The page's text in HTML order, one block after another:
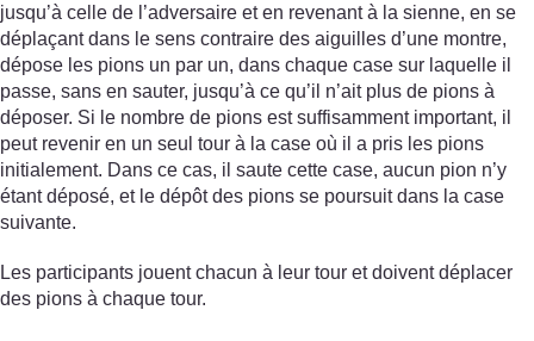
jusqu’à celle de l’adversaire et en revenant à la sienne, en se
déplaçant dans le sens contraire des aiguilles d’une montre,
dépose les pions un par un, dans chaque case sur laquelle il
passe, sans en sauter, jusqu’à ce qu’il n’ait plus de pions à
déposer. Si le nombre de pions est suffisamment important, il
peut revenir en un seul tour à la case où il a pris les pions
initialement. Dans ce cas, il saute cette case, aucun pion n’y
étant déposé, et le dépôt des pions se poursuit dans la case
suivante.
Les participants jouent chacun à leur tour et doivent déplacer
des pions à chaque tour.